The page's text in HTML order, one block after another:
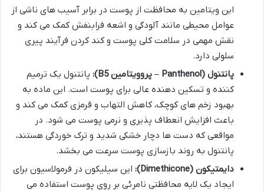
این ویتامین به محافظت از پوست در برابر آسیب های ناشی از
عوامل محیطی مانند آلودگی و اشعه فرابنفش کمک می کند و
نقش مهمی در سلامت کلی پوست و کند کردن فرآیند پیری
سلولی دارد.
پانتنول (Panthenol – پروویتامین B5):
پانتنول یک ترمیم
کننده و تسکین دهنده عالی برای پوست است. این ماده به
بهبود زخم های کوچک، کاهش التهاب و قرمزی کمک می کند و
باعث افزایش انعطاف پذیری و نرمی پوست می شود. در
مواقعی که دست ها دچار خشکی شدید و ترک خوردگی هستند،
پانتنول به روند بازسازی پوست سرعت می بخشد.
دایمتیکون (Dimethicone):
این سیلیکون در فرمولاسیون برای
ایجاد یک لایه محافظتی نامرئی بر روی پوست استفاده می